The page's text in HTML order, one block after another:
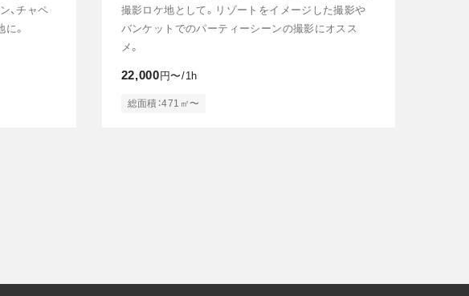
、チャペ
。
撮影ロケ地として。リゾートをイメージした撮影や
バンケットでのパーティーシーンの撮影にオスス
メ。
22,000 円〜/1h
総面積：471㎡〜